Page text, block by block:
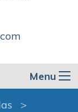
Menu